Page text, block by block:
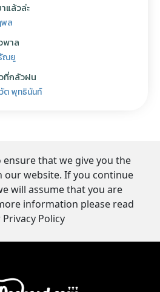
แล้วล่ะ
พล
พาล
ณยู
ที่กลัวฝน
วัต พุทธินันท์
ensure that we give you the
our website. If you continue
will assume that you are
information please read
Policy